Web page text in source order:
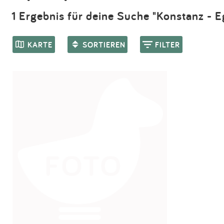
1 Ergebnis für deine Suche "Konstanz -
KARTE SORTIEREN FILTER